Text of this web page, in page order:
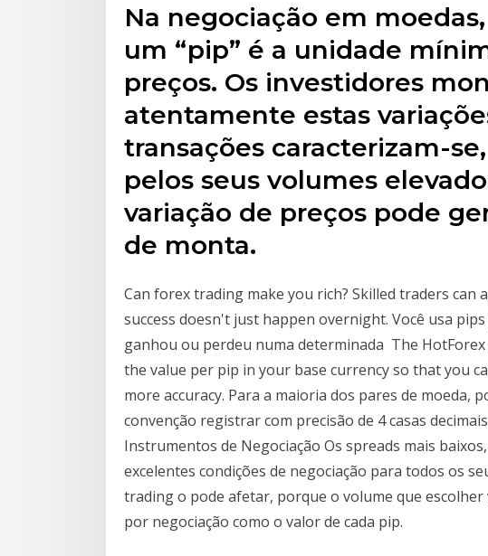
Na negociação em
um “pip” é a unidade
preços. Os investidores
atentamente estas
transações caracterizam-
pelos seus volumes
variação de preços pode
de monta.
Can forex trading make you rich? Skilled traders can
success doesn't just happen overnight. Você usa
ganhou ou perdeu numa determinada The
the value per pip in your base currency so that you
more accuracy. Para a maioria dos pares de moeda,
convenção registrar com precisão de 4 casas
Instrumentos de Negociação Os spreads mais
excelentes condições de negociação para todos os
trading o pode afetar, porque o volume que
por negociação como o valor de cada pip.